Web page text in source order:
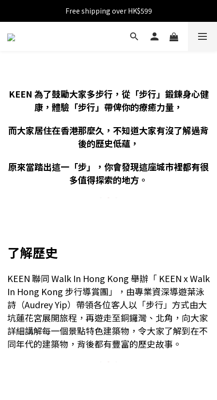
Free shipping over HK$599
Free shipping over HK$599
Become VIP with accumulated spending over HK$1,800
KEEN 為了鼓勵大家多步行，從「步行」鍛鍊身心健
康，體驗「步行」帶俾你的療癒力量，
而大家居住在香港那麼久，不知道大家有沒了解過背
後的歷史低蘊，
原來當踏出這一「步」，你會發現這座城市裡都有很
多值得探索的地方。
了解歷史
KEEN 聯同 Walk In Hong Kong 舉辦「 KEEN x Walk
In Hong Kong 步行導賞團」，由專業資深導遊葉泳
詩（Audrey Yip）帶領各位客人以「步行」方式由大
坑蓮花宮展開旅程，再遊走至銅鑼灣、北角，向大家
詳細講解每一個景點特色建築物，令大家了解到在不
同年代的建築物，背後都有豐富的歷史故事。